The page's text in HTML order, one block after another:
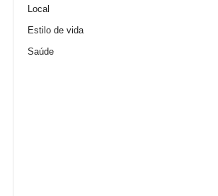
Local
Estilo de vida
Saúde